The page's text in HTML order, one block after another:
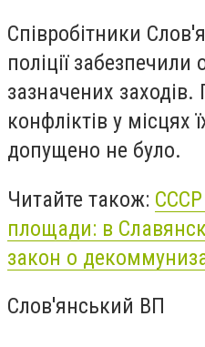
Співробітники
поліції забезпечили
зазначених
конфліктів у місцях
допущено не було.
Читайте також:
площади: в
закон о
Слов'янський ВП